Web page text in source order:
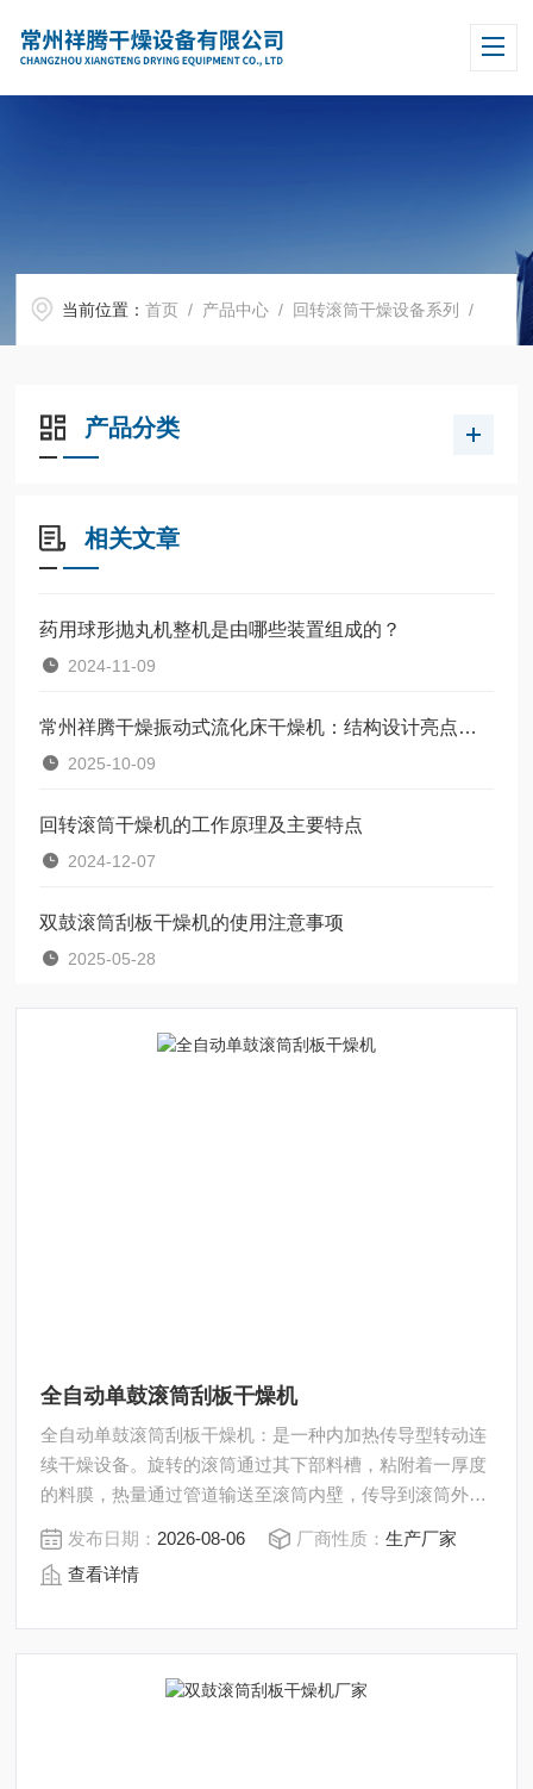
当前位置：首页 / 产品中心 / 回转滚筒干燥设备系列 /
产品分类
相关文章
药用球形抛丸机整机是由哪些装置组成的？
2024-11-09
常州祥腾干燥振动式流化床干燥机：结构设计亮点与技术优势
2025-10-09
回转滚筒干燥机的工作原理及主要特点
2024-12-07
双鼓滚筒刮板干燥机的使用注意事项
2025-05-28
全自动单鼓滚筒刮板干燥机
全自动单鼓滚筒刮板干燥机：是一种内加热传导型转动连
续干燥设备。旋转的滚筒通过其下部料槽，粘附着一厚度
的料膜，热量通过管道输送至滚筒内壁，传导到滚筒外
壁，再传导给料膜，使料膜中的湿度得到蒸发、脱湿、使
含湿分的物料得到干燥。
发布日期： 2026-08-06 厂商性质：生产厂家
查看详情